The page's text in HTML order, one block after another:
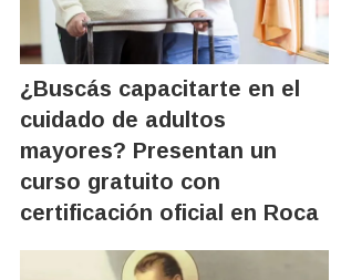
¿Buscás capacitarte en el
cuidado de adultos
mayores? Presentan un
curso gratuito con
certificación oficial en Roca